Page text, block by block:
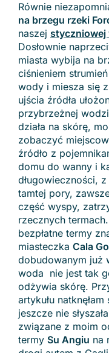
Równie
na brzegu rzeki
naszej styczniowej
Dosłownie
miasta wybija na
ciśnieniem
wody i miesza się
ujścia źródła
przybrzeżnej
działa na skórę,
zobaczyć
źródło z
domu do wanny i
długowieczności,
tamtej pory,
część wyspy,
rzecznych
bezpłatne termy
miasteczka Cala
dobudowanym już
woda nie jest tak
odżywia skórę.
artykułu
jeszcze nie
związane z moim
termy Su Angiu na